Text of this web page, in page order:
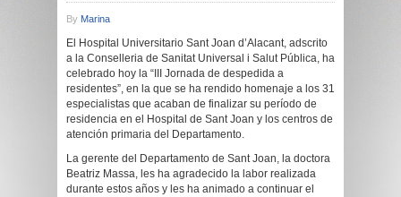
By Marina
El Hospital Universitario Sant Joan d’Alacant, adscrito
a la Conselleria de Sanitat Universal i Salut Pública, ha
celebrado hoy la “III Jornada de despedida a
residentes”, en la que se ha rendido homenaje a los 31
especialistas que acaban de finalizar su período de
residencia en el Hospital de Sant Joan y los centros de
atención primaria del Departamento.
La gerente del Departamento de Sant Joan, la doctora
Beatriz Massa, les ha agradecido la labor realizada
durante estos años y les ha animado a continuar el